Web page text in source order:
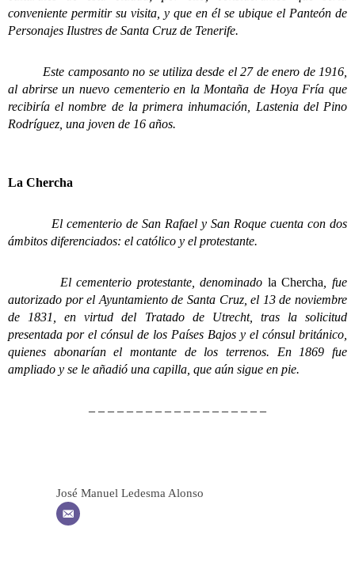
conveniente permitir su visita, y que en él se ubique el Panteón de
Personajes Ilustres de Santa Cruz de Tenerife.
Este camposanto no se utiliza desde el 27 de enero de 1916,
al abrirse un nuevo cementerio en la Montaña de Hoya Fría que
recibiría el nombre de la primera inhumación, Lastenia del Pino
Rodríguez, una joven de 16 años.
La Chercha
El cementerio de San Rafael y San Roque cuenta con dos
ámbitos diferenciados: el católico y el protestante.
El cementerio protestante, denominado la Chercha , fue
autorizado por el Ayuntamiento de Santa Cruz, el 13 de noviembre
de 1831, en virtud del Tratado de Utrecht, tras la solicitud
presentada por el cónsul de los Países Bajos y el cónsul británico,
quienes abonarían el montante de los terrenos. En 1869 fue
ampliado y se le añadió una capilla, que aún sigue en pie.
– – – – – – – – – – – – – – – – – – –
José Manuel Ledesma Alonso